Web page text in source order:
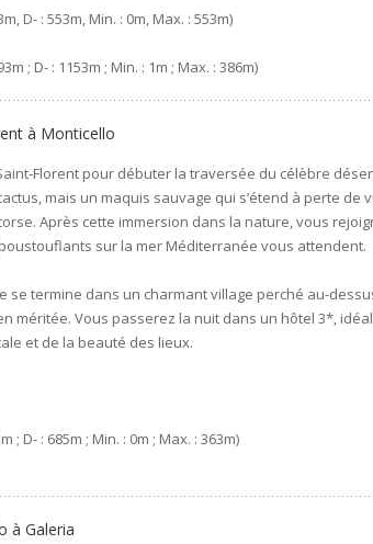
D- : 553m, Min. : 0m, Max. : 553m)
; D- : 1153m ; Min. : 1m ; Max. : 386m)
à Monticello
Florent pour débuter la traversée du célèbre
mais un maquis sauvage qui s’étend à perte de
Après cette immersion dans la nature, vous
sur la mer Méditerranée vous attendent.
se termine dans un charmant village perché au-
méritée. Vous passerez la nuit dans un hôtel 3*,
et de la beauté des lieux.
; D- : 685m ; Min. : 0m ; Max. : 363m)
à Galeria